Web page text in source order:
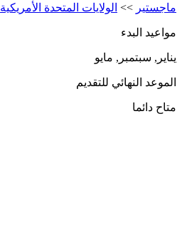
ماجستير >> الولايات المتحدة الأمريكية
مواعيد البدء
يناير, سبتمبر, مايو
الموعد النهائي للتقديم
متاح دائما